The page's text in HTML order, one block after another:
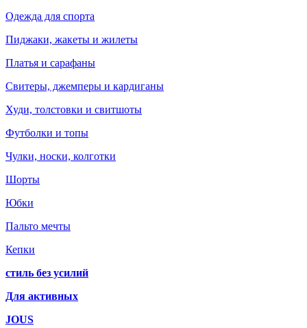
Одежда для спорта
Пиджаки, жакеты и жилеты
Платья и сарафаны
Свитеры, джемперы и кардиганы
Худи, толстовки и свитшоты
Футболки и топы
Чулки, носки, колготки
Шорты
Юбки
Пальто мечты
Кепки
стиль без усилий
Для активных
JOUS